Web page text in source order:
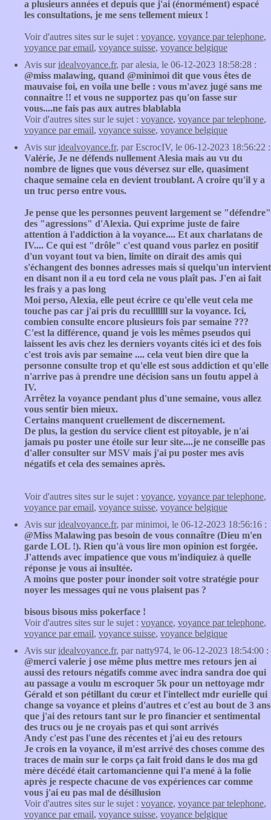
a plusieurs années et depuis que j'ai (énormément) espacé
les consultations, je me sens tellement mieux !
Voir d'autres sites sur le sujet : voyance, voyance par telephone,
voyance par email, voyance suisse, voyance belgique
Avis suridealvoyance.fr, par alesia, le 06-12-2023 18:58:28 :
@miss malawing, quand @minimoi dit que vous êtes de
mauvaise foi, en voila une belle : vous m'avez jugé sans me
connaitre !! et vous ne supportez pas qu'on fasse sur
vous....ne fais pas aux autres blablabla
Voir d'autres sites sur le sujet : voyance, voyance par telephone,
voyance par email, voyance suisse, voyance belgique
Avis suridealvoyance.fr, par EscrocIV, le 06-12-2023 18:56:22 :
Valérie, Je ne défends nullement Alesia mais au vu du
nombre de lignes que vous déversez sur elle, quasiment
chaque semaine cela en devient troublant. A croire qu'il y a
un truc perso entre vous.
Je pense que les personnes peuvent largement se "défendre"
des "agressions" d'Alexia. Qui exprime juste de faire
attention à l'addiction à la voyance.... Et aux charlatans de
IV.... Ce qui est "drôle" c'est quand vous parlez en positif
d'un voyant tout va bien, limite on dirait des amis qui
s'échangent des bonnes adresses mais si quelqu'un intervient
en disant non il a eu tord cela ne vous plaît pas. J'en ai fait
les frais y a pas long
Moi perso, Alexia, elle peut écrire ce qu'elle veut cela me
touche pas car j'ai pris du reculllllll sur la voyance. Ici,
combien consulte encore plusieurs fois par semaine ???
C'est la différence, quand je vois les mêmes pseudos qui
laissent les avis chez les derniers voyants cités ici et des fois
c'est trois avis par semaine .... cela veut bien dire que la
personne consulte trop et qu'elle est sous addiction et qu'elle
n'arrive pas à prendre une décision sans un foutu appel à
IV.
Arrêtez la voyance pendant plus d'une semaine, vous allez
vous sentir bien mieux.
Certains manquent cruellement de discernement.
De plus, la gestion du service client est pitoyable, je n'ai
jamais pu poster une étoile sur leur site....je ne conseille pas
d'aller consulter sur MSV mais j'ai pu poster mes avis
négatifs et cela des semaines après.
Voir d'autres sites sur le sujet : voyance, voyance par telephone,
voyance par email, voyance suisse, voyance belgique
Avis suridealvoyance.fr, par minimoi, le 06-12-2023 18:56:16 :
@Miss Malawing pas besoin de vous connaître (Dieu m'en
garde LOL !). Rien qu'à vous lire mon opinion est forgée.
J'attends avec impatience que vous m'indiquiez à quelle
réponse je vous ai insultée.
A moins que poster pour inonder soit votre stratégie pour
noyer les messages qui ne vous plaisent pas ?
bisous bisous miss pokerface !
Voir d'autres sites sur le sujet : voyance, voyance par telephone,
voyance par email, voyance suisse, voyance belgique
Avis suridealvoyance.fr, par natty974, le 06-12-2023 18:54:00 :
@merci valerie j ose même plus mettre mes retours jen ai
aussi des retours négatifs comme avec indra sandra doe qui
au passage a voulu m escroquer 5k pour un nettoyage mdr
Gérald et son pétillant du cœur et l'intellect mdr eurielle qui
change sa voyance et pleins d'autres et c'est au bout de 3 ans
que j'ai des retours tant sur le pro financier et sentimental
des trucs ou je ne croyais pas et qui sont arrivés
Andy c'est pas l'une des récentes et j'ai eu des retours
Je crois en la voyance, il m'est arrivé des choses comme des
traces de main sur le corps ça fait froid dans le dos ma gd
mère décédé était cartomancienne qui l'a mené à la folie
après je respecte chacune de vos expériences car comme
vous j'ai eu pas mal de désillusion
Voir d'autres sites sur le sujet : voyance, voyance par telephone,
voyance par email, voyance suisse, voyance belgique